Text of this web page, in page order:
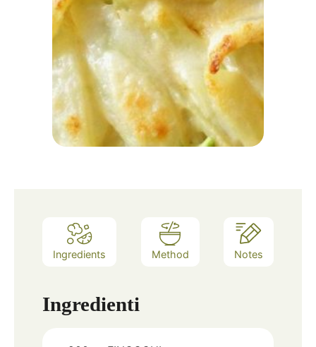
Ingredients Method Notes
Ingredienti